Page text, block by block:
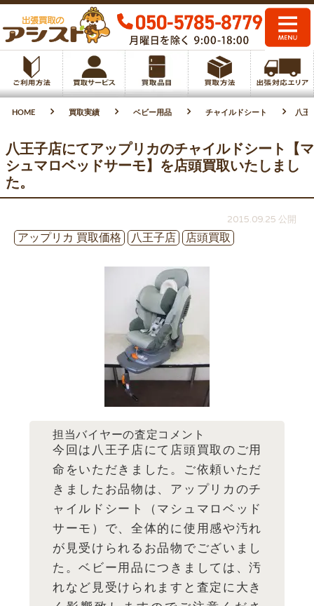
HOME 買取実績 ベビー用品 チャイルドシート 八王
八王子店にてアップリカのチャイルドシート【マ
シュマロベッドサーモ】を店頭買取いたしまし
た。
2015.09.25 公開
アップリカ 買取価格
八王子店 店頭買取
担当バイヤーの査定コメント
今回は八王子店にて店頭買取のご用
命をいただきました。ご依頼いただ
きましたお品物は、アップリカのチ
ャイルドシート（マシュマロベッド
サーモ）で、全体的に使用感や汚れ
が見受けられるお品物でございまし
た。ベビー用品につきましては、汚
れなど見受けられますと査定に大き